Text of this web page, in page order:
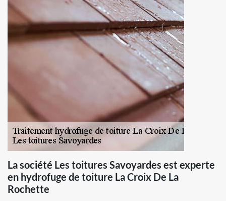
La société Les toitures Savoyardes est experte
en hydrofuge de toiture La Croix De La
Rochette